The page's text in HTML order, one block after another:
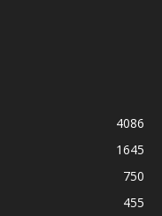
4086
1645
750
455